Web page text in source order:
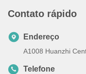
Contato rápido
Endereço
A1008 Huanzhi
Telefone